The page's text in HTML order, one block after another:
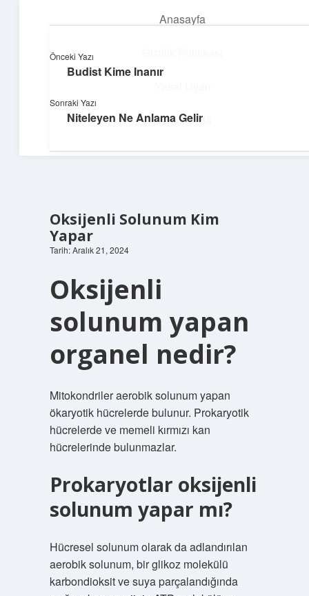
Anasayfa
Hakkımızda
Hayatını kolaylaştıran zekice fikirler!
Oksijenli Solunum Kim
Yapar
Tarih: Aralık 21, 2024
Oksijenli
solunum yapan
organel nedir?
Mitokondriler aerobik solunum yapan
ökaryotik hücrelerde bulunur. Prokaryotik
hücrelerde ve memeli kırmızı kan
hücrelerinde bulunmazlar.
Prokaryotlar oksijenli
solunum yapar mı?
Hücresel solunum olarak da adlandırılan
aerobik solunum, bir glikoz molekülü
karbondioksit ve suya parçalandığında
Önceki Yazı
Budist Kime Inanır
Sonraki Yazı
Niteleyen Ne Anlama Gelir